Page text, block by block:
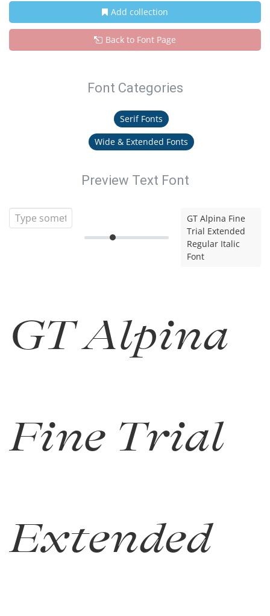
Add collection
Back to Font Page
Font Categories
Serif Fonts
Wide & Extended Fonts
Preview Text Font
GT Alpina Fine
Trial Extended
Regular Italic
Font
GT Alpina
Fine Trial
Extended